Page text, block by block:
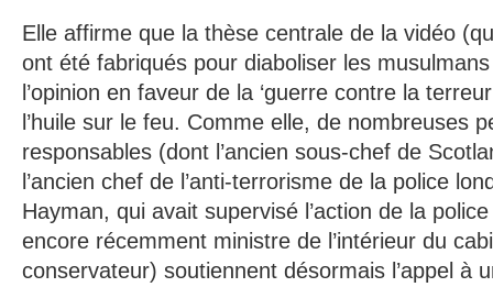
Elle affirme que la thèse centrale de la vidéo
ont été fabriqués pour diaboliser les
l’opinion en faveur de la ‘guerre contre la
l’huile sur le feu. Comme elle, de nombreuses
responsables (dont l’ancien sous-chef de
l’ancien chef de l’anti-terrorisme de la police
Hayman, qui avait supervisé l’action de la
encore récemment ministre de l’intérieur du
conservateur) soutiennent désormais l’appel à